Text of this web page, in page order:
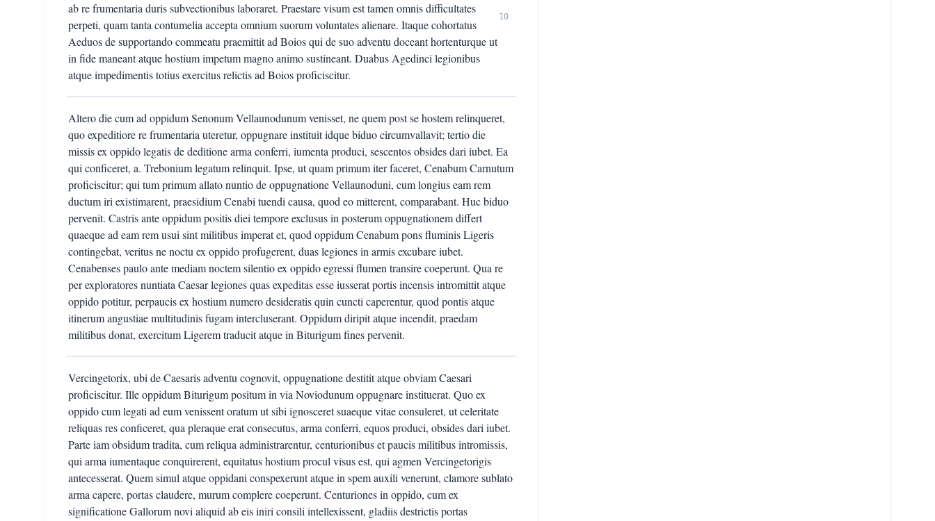
ab re frumentaria duris subvectionibus laboraret. Praestare visum est tamen omnis difficultates
perpeti, quam tanta contumelia accepta omnium suorum voluntates alienare. Itaque cohortatus
Aeduos de supportando commeatu praemittit ad Boios qui de suo adventu doceant hortenturque ut
in fide maneant atque hostium impetum magno animo sustineant. Duabus Agedinci legionibus
atque impedimentis totius exercitus relictis ad Boios proficiscitur.
10
Altero die cum ad oppidum Senonum Vellaunodunum venisset, ne quem post se hostem relinqueret,
quo expeditiore re frumentaria uteretur, oppugnare instituit idque biduo circumvallavit; tertio die
missis ex oppido legatis de deditione arma conferri, iumenta produci, sescentos obsides dari iubet. Ea
qui conficeret, a. Trebonium legatum relinquit. Ipse, ut quam primum iter faceret, Cenabum Carnutum
proficiscitur; qui tum primum allato nuntio de oppugnatione Vellaunoduni, cum longius eam rem
ductum iri existimarent, praesidium Cenabi tuendi causa, quod eo mitterent, comparabant. Huc biduo
pervenit. Castris ante oppidum positis diei tempore exclusus in posterum oppugnationem differt
quaeque ad eam rem usui sint militibus imperat et, quod oppidum Cenabum pons fluminis Ligeris
contingebat, veritus ne noctu ex oppido profugerent, duas legiones in armis excubare iubet.
Cenabenses paulo ante mediam noctem silentio ex oppido egressi flumen transire coeperunt. Qua re
per exploratores nuntiata Caesar legiones quas expeditas esse iusserat portis incensis intromittit atque
oppido potitur, perpaucis ex hostium numero desideratis quin cuncti caperentur, quod pontis atque
itinerum angustiae multitudinis fugam intercluserant. Oppidum diripit atque incendit, praedam
militibus donat, exercitum Ligerem traducit atque in Biturigum fines pervenit.
Vercingetorix, ubi de Caesaris adventu cognovit, oppugnatione destitit atque obviam Caesari
proficiscitur. Ille oppidum Biturigum positum in via Noviodunum oppugnare instituerat. Quo ex
oppido cum legati ad eum venissent oratum ut sibi ignosceret suaeque vitae consuleret, ut celeritate
reliquas res conficeret, qua pleraque erat consecutus, arma conferri, equos produci, obsides dari iubet.
Parte iam obsidum tradita, cum reliqua administrarentur, centurionibus et paucis militibus intromissis,
qui arma iumentaque conquirerent, equitatus hostium procul visus est, qui agmen Vercingetorigis
antecesserat. Quem simul atque oppidani conspexerunt atque in spem auxili venerunt, clamore sublato
arma capere, portas claudere, murum complere coeperunt. Centuriones in oppido, cum ex
significatione Gallorum novi aliquid ab eis iniri consili intellexissent, gladiis destrictis portas